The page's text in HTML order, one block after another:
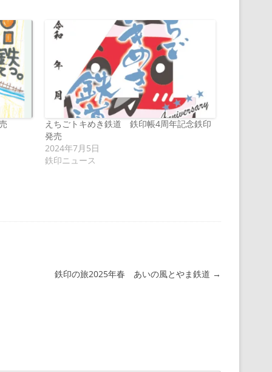
えちごトキめき鉄道 鉄印帳4周年記念鉄印
発売
2024年7月5日
鉄印ニュース
鉄印の旅2025年春 あいの風とやま鉄道 →